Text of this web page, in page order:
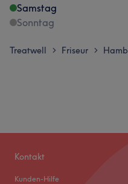
Samstag
Sonntag
Treatwell > Friseur >
Kontakt
Kunden-Hilfe